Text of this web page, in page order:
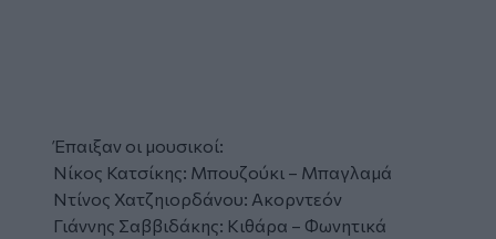
Έπαιξαν οι μουσικοί:
Νίκος Κατσίκης: Mπουζούκι – Mπαγλαμά
Ντίνος Χατζηιορδάνου: Aκορντεόν
Γιάννης Σαββιδάκης: Κιθάρα – Φωνητικά